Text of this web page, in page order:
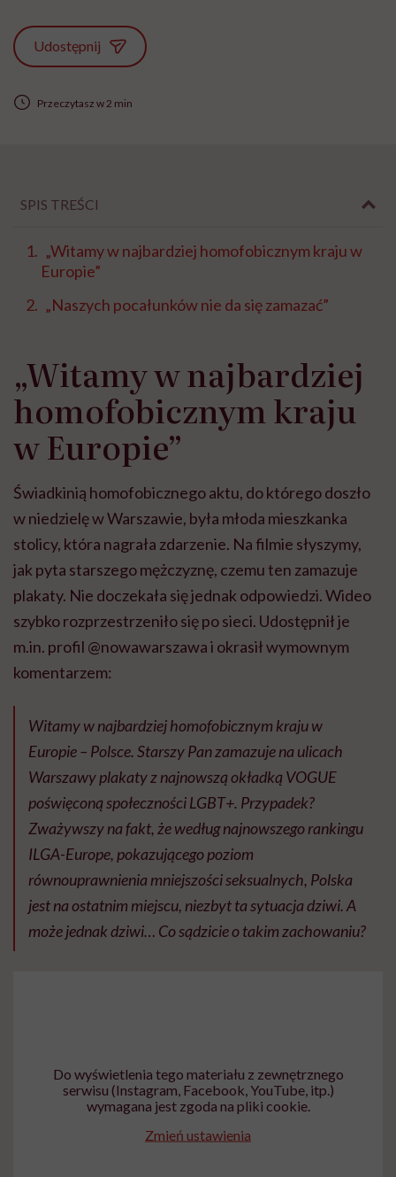
Udostępnij
Przeczytasz w 2 min
SPIS TREŚCI
„Witamy w najbardziej homofobicznym kraju w
Europie”
„Naszych pocałunków nie da się zamazać”
„Witamy w najbardziej
homofobicznym kraju
w Europie”
Świadkinią homofobicznego aktu, do którego doszło
w niedzielę w Warszawie, była młoda mieszkanka
stolicy, która nagrała zdarzenie. Na filmie słyszymy,
jak pyta starszego mężczyznę, czemu ten zamazuje
plakaty. Nie doczekała się jednak odpowiedzi. Wideo
szybko rozprzestrzeniło się po sieci. Udostępnił je
m.in. profil @nowawarszawa i okrasił wymownym
komentarzem:
Witamy w najbardziej homofobicznym kraju w
Europie – Polsce. Starszy Pan zamazuje na ulicach
Warszawy plakaty z najnowszą okładką VOGUE
poświęconą społeczności LGBT+. Przypadek?
Zważywszy na fakt, że według najnowszego rankingu
ILGA-Europe, pokazującego poziom
równouprawnienia mniejszości seksualnych, Polska
jest na ostatnim miejscu, niezbyt ta sytuacja dziwi. A
może jednak dziwi… Co sądzicie o takim zachowaniu?
Do wyświetlenia tego materiału z zewnętrznego
serwisu (Instagram, Facebook, YouTube, itp.)
wymagana jest zgoda na pliki cookie.
Zmień ustawienia